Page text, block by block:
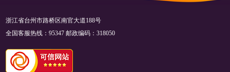
浙江省台州市路桥区南官大道188号
全国客服热线：95347 邮政编码：318050